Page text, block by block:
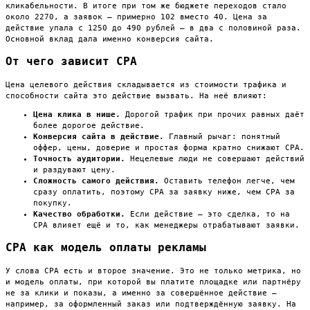
кликабельности. В итоге при том же бюджете переходов стало
около 2270, а заявок — примерно 102 вместо 40. Цена за
действие упала с 1250 до 490 рублей — в два с половиной раза.
Основной вклад дала именно конверсия сайта.
От чего зависит CPA
Цена целевого действия складывается из стоимости трафика и
способности сайта это действие вызвать. На неё влияют:
Цена клика в нише.
Дорогой трафик при прочих равных даёт
более дорогое действие.
Конверсия сайта в действие.
Главный рычаг: понятный
оффер, цены, доверие и простая форма кратно снижают CPA.
Точность аудитории.
Нецелевые люди не совершают действий
и раздувают цену.
Сложность самого действия.
Оставить телефон легче, чем
сразу оплатить, поэтому CPA за заявку ниже, чем CPA за
покупку.
Качество обработки.
Если действие — это сделка, то на
CPA влияет ещё и то, как менеджеры отрабатывают заявки.
CPA как модель оплаты рекламы
У слова CPA есть и второе значение. Это не только метрика, но
и модель оплаты, при которой вы платите площадке или партнёру
не за клики и показы, а именно за совершённое действие —
например, за оформленный заказ или подтверждённую заявку. На